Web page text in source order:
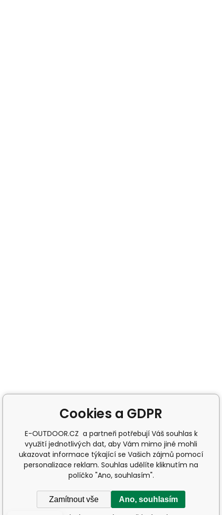
Cookies a GDPR
E-OUTDOOR.CZ a partneři potřebují Váš souhlas k
využití jednotlivých dat, aby Vám mimo jiné mohli
ukazovat informace týkající se Vašich zájmů pomocí
personalizace reklam. Souhlas udělíte kliknutím na
políčko "Ano, souhlasím".
Zamítnout vše Ano, souhlasím